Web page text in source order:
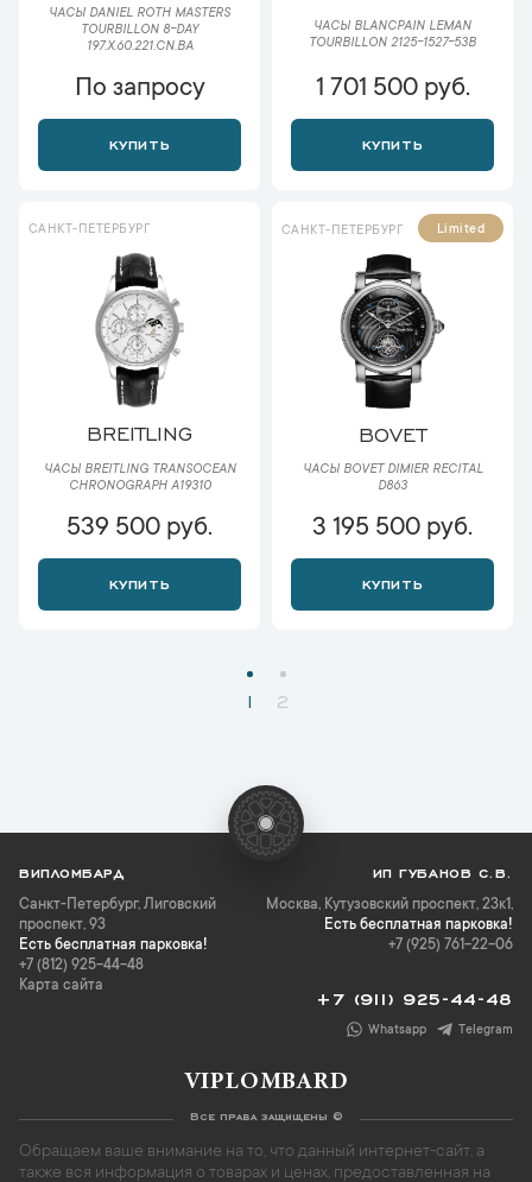
ЧАСЫ DANIEL ROTH MASTERS
TOURBILLON 8-DAY
197.X.60.221.CN.BA
По запросу
КУПИТЬ
ЧАСЫ BLANCPAIN LEMAN
TOURBILLON 2125-1527-53B
1 701 500 руб.
КУПИТЬ
САНКТ-ПЕТЕРБУРГ
BREITLING
ЧАСЫ BREITLING TRANSOCEAN
CHRONOGRAPH A19310
539 500 руб.
КУПИТЬ
САНКТ-ПЕТЕРБУРГ Limited
BOVET
ЧАСЫ BOVET DIMIER RECITAL
D863
3 195 500 руб.
КУПИТЬ
1 2
ВИПЛОМБАРД
Санкт-Петербург, Лиговский
проспект, 93
Есть бесплатная парковка!
+7 (812) 925-44-48
Карта сайта
ИП ГУБАНОВ С.В.
Москва, Кутузовский проспект, 23к1,
Есть бесплатная парковка!
+7 (925) 761-22-06
+7 (911) 925-44-48
Whatsapp Telegram
VIPLOMBARD
Все права защищены ©
Обращаем ваше внимание на то, что данный интернет-сайт, а
также вся информация о товарах и ценах, предоставленная на